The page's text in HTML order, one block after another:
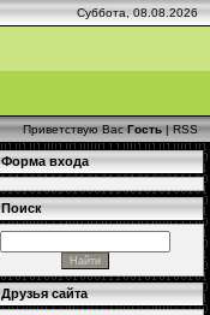
Суббота, 08.08.2026
Приветствую Вас Гость|RSS
Форма входа
Поиск
Друзья сайта